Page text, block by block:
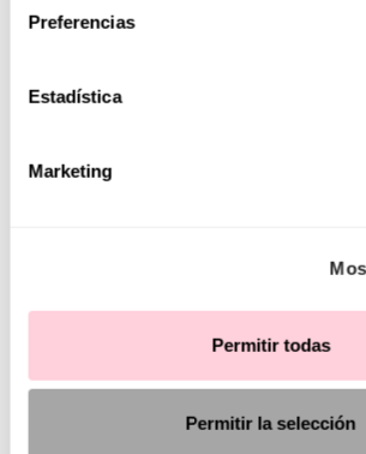
Preferencias
Estadística
Marketing
Permitir todas
Permitir la selección